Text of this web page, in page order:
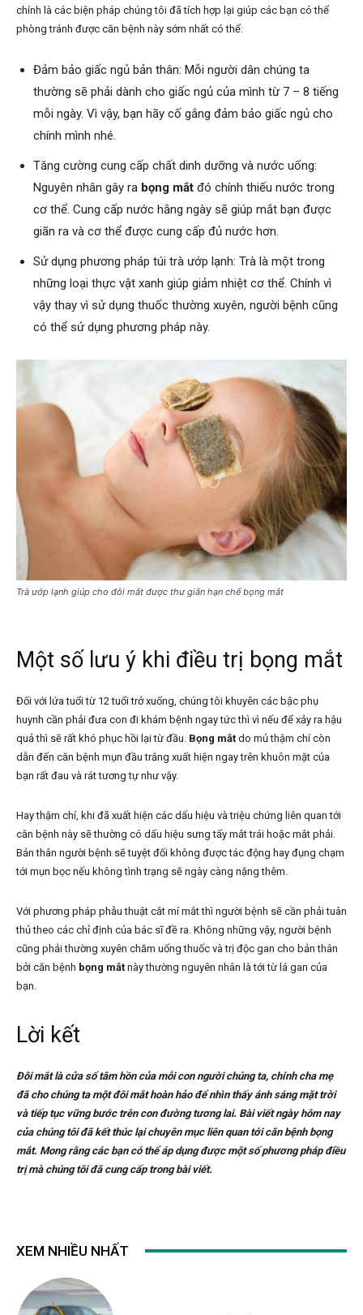
chính là các biện pháp chúng tôi đã tích hợp lại giúp các bạn có thể
phòng tránh được căn bệnh này sớm nhất có thể:
Đảm bảo giấc ngủ bản thân: Mỗi người dân chúng ta
thường sẽ phải dành cho giấc ngủ của mình từ 7 – 8 tiếng
mỗi ngày. Vì vậy, bạn hãy cố gắng đảm bảo giấc ngủ cho
chính mình nhé.
Tăng cường cung cấp chất dinh dưỡng và nước uống:
Nguyên nhân gây ra bọng mắt đó chính thiếu nước trong
cơ thể. Cung cấp nước hằng ngày sẽ giúp mắt bạn được
giãn ra và cơ thể được cung cấp đủ nước hơn.
Sử dụng phương pháp túi trà ướp lạnh: Trà là một trong
những loại thực vật xanh giúp giảm nhiệt cơ thể. Chính vì
vậy thay vì sử dụng thuốc thường xuyên, người bệnh cũng
có thể sử dụng phương pháp này.
Trà ướp lạnh giúp cho đôi mắt được thư giãn hạn chế bọng mắt
Một số lưu ý khi điều trị bọng mắt
Đối với lứa tuổi từ 12 tuổi trở xuống, chúng tôi khuyên các bậc phụ
huynh cần phải đưa con đi khám bệnh ngay tức thì vì nếu để xảy ra hậu
quả thì sẽ rất khó phục hồi lại từ đầu. Bọng mắt do mủ thậm chí còn
dẫn đến căn bệnh mụn đầu trắng xuất hiện ngay trên khuôn mặt của
bạn rất đau và rát tương tự như vậy.
Hay thậm chí, khi đã xuất hiện các dấu hiệu và triệu chứng liên quan tới
căn bệnh này sẽ thường có dấu hiệu sưng tấy mắt trái hoặc mắt phải.
Bản thân người bệnh sẽ tuyệt đối không được tác động hay đụng chạm
tới mụn bọc nếu không tình trạng sẽ ngày càng nặng thêm.
Với phương pháp phẫu thuật cắt mí mắt thì người bệnh sẽ cần phải tuân
thủ theo các chỉ định của bác sĩ đề ra. Không những vậy, người bệnh
cũng phải thường xuyên chăm uống thuốc và trị độc gan cho bản thân
bởi căn bệnh bọng mắt này thường nguyên nhân là tới từ lá gan của
bạn.
Lời kết
Đôi mắt là cửa sổ tâm hồn của mỗi con người chúng ta, chính cha mẹ
đã cho chúng ta một đôi mắt hoàn hảo để nhìn thấy ánh sáng mặt trời
và tiếp tục vững bước trên con đường tương lai. Bài viết ngày hôm nay
của chúng tôi đã kết thúc lại chuyên mục liên quan tới căn bệnh bọng
mắt. Mong rằng các bạn có thể áp dụng được một số phương pháp điều
trị mà chúng tôi đã cung cấp trong bài viết.
XEM NHIỀU NHẤT